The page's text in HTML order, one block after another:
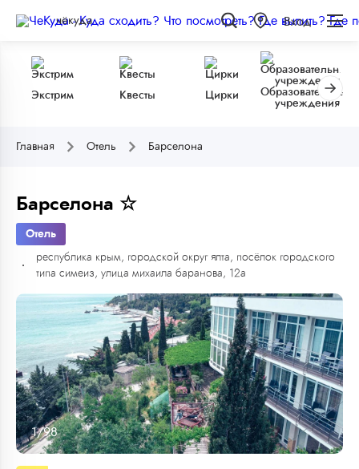
чёкуда Вход
Экстрим Квесты Цирки
Образовательные
учреждения
Главная Отель Барселона
Барселона ☆
Отель
республика крым, городской округ ялта, посёлок городского
типа симеиз, улица михаила баранова, 12а
1/98